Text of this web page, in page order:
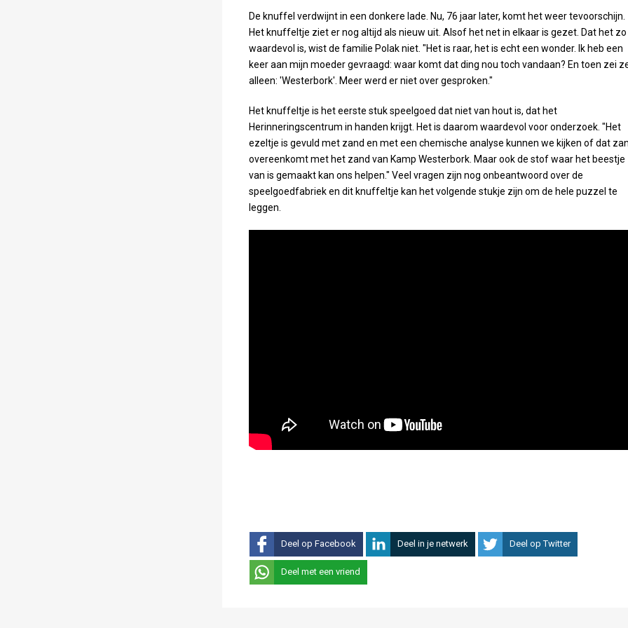
De knuffel verdwijnt in een donkere lade. Nu, 76 jaar later, komt het weer tevoorschijn.
Het knuffeltje ziet er nog altijd als nieuw uit. Alsof het net in elkaar is gezet. Dat het zo
waardevol is, wist de familie Polak niet. "Het is raar, het is echt een wonder. Ik heb een
keer aan mijn moeder gevraagd: waar komt dat ding nou toch vandaan? En toen zei
alleen: 'Westerbork'. Meer werd er niet over gesproken."
Het knuffeltje is het eerste stuk speelgoed dat niet van hout is, dat het
Herinneringscentrum in handen krijgt. Het is daarom waardevol voor onderzoek. "Het
ezeltje is gevuld met zand en met een chemische analyse kunnen we kijken of dat
overeenkomt met het zand van Kamp Westerbork. Maar ook de stof waar het beestje
van is gemaakt kan ons helpen." Veel vragen zijn nog onbeantwoord over de
speelgoedfabriek en dit knuffeltje kan het volgende stukje zijn om de hele puzzel te
leggen.
Deel op Facebook Deel in je netwerk Deel op Twitter
Deel met een vriend